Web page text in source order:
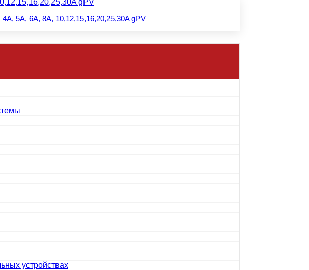
5A, 6A, 8A, 10,12,15,16,20,25,30A gPV
устройствах